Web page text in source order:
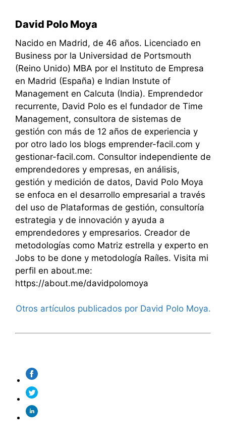
David Polo Moya
Nacido en Madrid, de 46 años. Licenciado en
Business por la Universidad de Portsmouth
(Reino Unido) MBA por el Instituto de Empresa
en Madrid (España) e Indian Instute of
Management en Calcuta (India). Emprendedor
recurrente, David Polo es el fundador de Time
Management, consultora de sistemas de
gestión con más de 12 años de experiencia y
por otro lado los blogs emprender-facil.com y
gestionar-facil.com. Consultor independiente de
emprendedores y empresas, en análisis,
gestión y medición de datos, David Polo Moya
se enfoca en el desarrollo empresarial a través
del uso de Plataformas de gestión, consultoría
estrategia y de innovación y ayuda a
emprendedores y empresarios. Creador de
metodologías como Matriz estrella y experto en
Jobs to be done y metodología Raíles. Visita mi
perfil en about.me:
https://about.me/davidpolomoya
Otros artículos publicados por David Polo Moya.